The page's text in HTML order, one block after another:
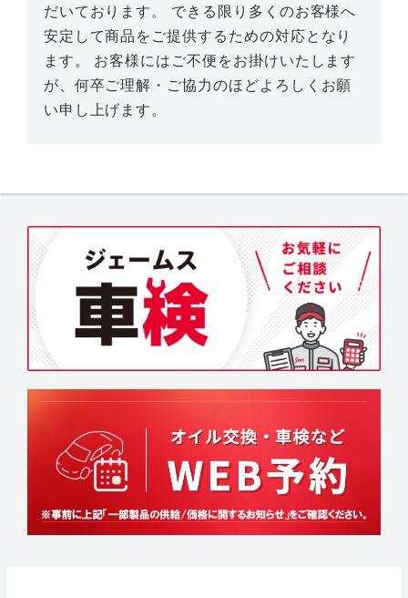
だいております。 できる限り多くのお客様へ
安定して商品をご提供するための対応となり
ます。 お客様にはご不便をお掛けいたします
が、何卒ご理解・ご協力のほどよろしくお願
い申し上げます。